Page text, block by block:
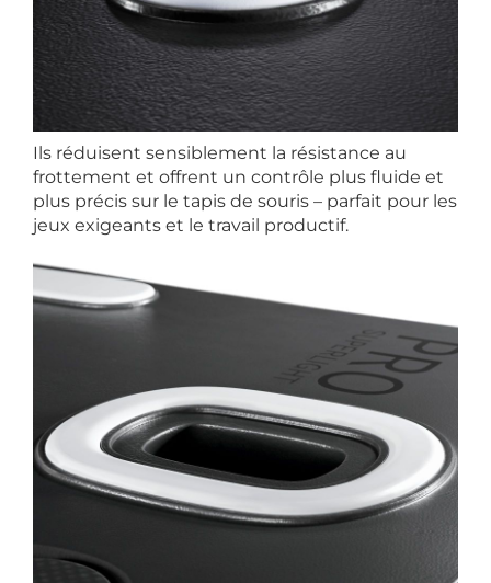
Ils réduisent sensiblement la résistance au
frottement et offrent un contrôle plus fluide et
plus précis sur le tapis de souris – parfait pour les
jeux exigeants et le travail productif.